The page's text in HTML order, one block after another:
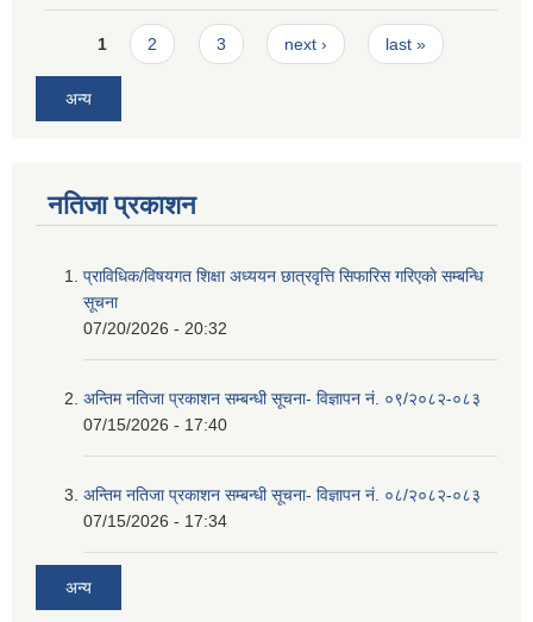
Pages
1 2 3 next › last »
अन्य
नतिजा प्रकाशन
प्राविधिक/विषयगत शिक्षा अध्ययन छात्रवृत्ति सिफारिस गरिएकाे सम्बन्धि
सूचना
07/20/2026 - 20:32
अन्तिम नतिजा प्रकाशन सम्बन्धी सूचना- विज्ञापन नं. ०९/२०८२-०८३
07/15/2026 - 17:40
अन्तिम नतिजा प्रकाशन सम्बन्धी सूचना- विज्ञापन नं. ०८/२०८२-०८३
07/15/2026 - 17:34
अन्य